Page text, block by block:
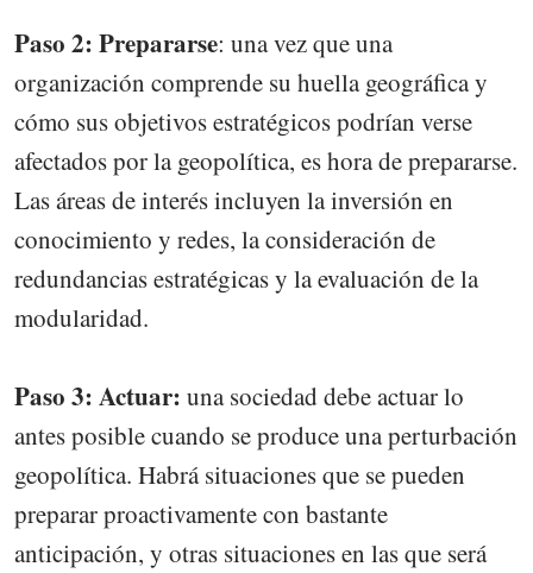
Paso 2: Prepararse: una vez que una
organización comprende su huella geográfica y
cómo sus objetivos estratégicos podrían verse
afectados por la geopolítica, es hora de prepararse.
Las áreas de interés incluyen la inversión en
conocimiento y redes, la consideración de
redundancias estratégicas y la evaluación de la
modularidad.
Paso 3: Actuar: una sociedad debe actuar lo
antes posible cuando se produce una perturbación
geopolítica. Habrá situaciones que se pueden
preparar proactivamente con bastante
anticipación, y otras situaciones en las que será